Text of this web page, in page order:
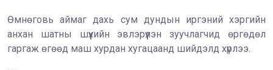
Өмнөговь аймаг дахь сум дундын иргэний хэргийн
анхан шатны шүүхийн эвлэрүүлэн зуучлагчид өргөдөл
гаргаж өгөөд маш хурдан хугацаанд шийдэлд хүрлээ.